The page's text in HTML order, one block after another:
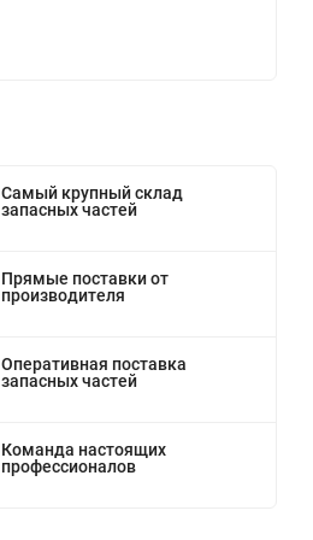
Самый крупный склад
запасных частей
Прямые поставки от
производителя
Оперативная поставка
запасных частей
Команда настоящих
профессионалов